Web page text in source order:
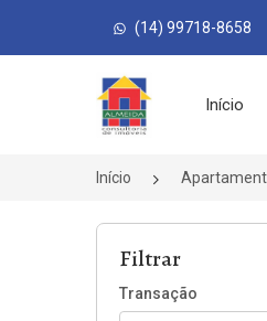
(14) 99718-8658
Página inicial
Início
Início
Filtrar
Transação